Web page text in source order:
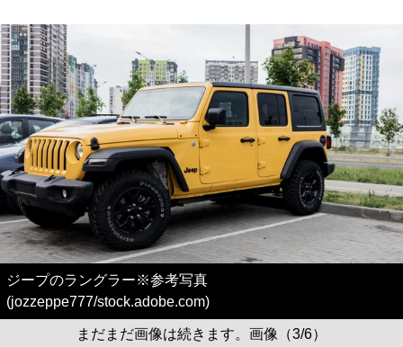
ジープのラングラー※参考写真
(jozzeppe777/stock.adobe.com)
まだまだ画像は続きます。画像（3/6）